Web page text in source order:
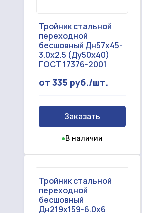
Тройник стальной
переходной
бесшовный Дн57х45-
3.0х2.5 (Ду50х40)
ГОСТ 17376-2001
от 335 руб./шт.
Заказать
●В наличии
Тройник стальной
переходной
бесшовный
Дн219х159-6.0х6